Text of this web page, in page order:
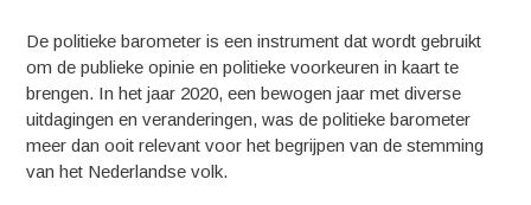
De politieke barometer is een instrument dat wordt gebruikt
om de publieke opinie en politieke voorkeuren in kaart te
brengen. In het jaar 2020, een bewogen jaar met diverse
uitdagingen en veranderingen, was de politieke barometer
meer dan ooit relevant voor het begrijpen van de stemming
van het Nederlandse volk.